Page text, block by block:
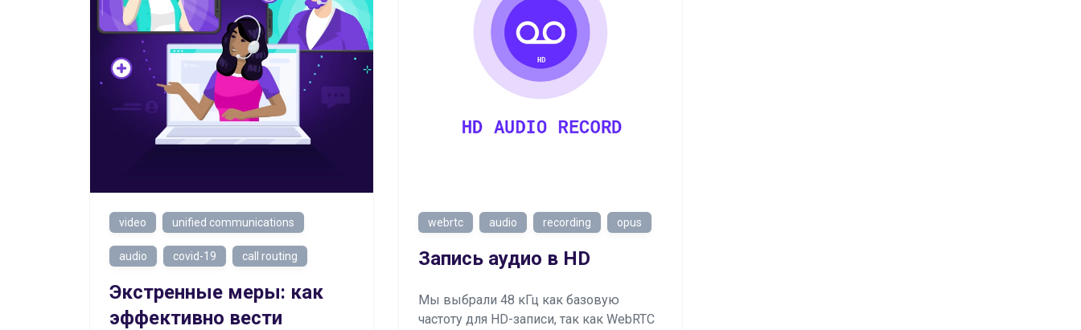
video unified communications
audio covid-19 call routing
Экстренные меры: как
эффективно вести
webrtc audio recording opus
Запись аудио в HD
Мы выбрали 48 кГц как базовую
частоту для HD-записи, так как WebRTC